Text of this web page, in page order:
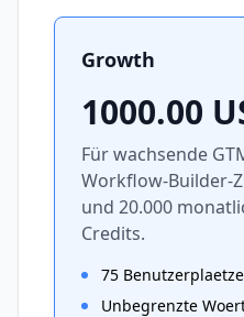
Growth
1000.00
Für wachsende
Workflow-Builder-
und 20.000
Credits.
75 Benutzerplaetze
Unbegrenzte